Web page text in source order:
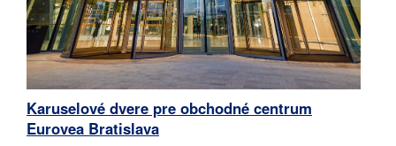
Karuselové dvere pre obchodné centrum
Eurovea Bratislava